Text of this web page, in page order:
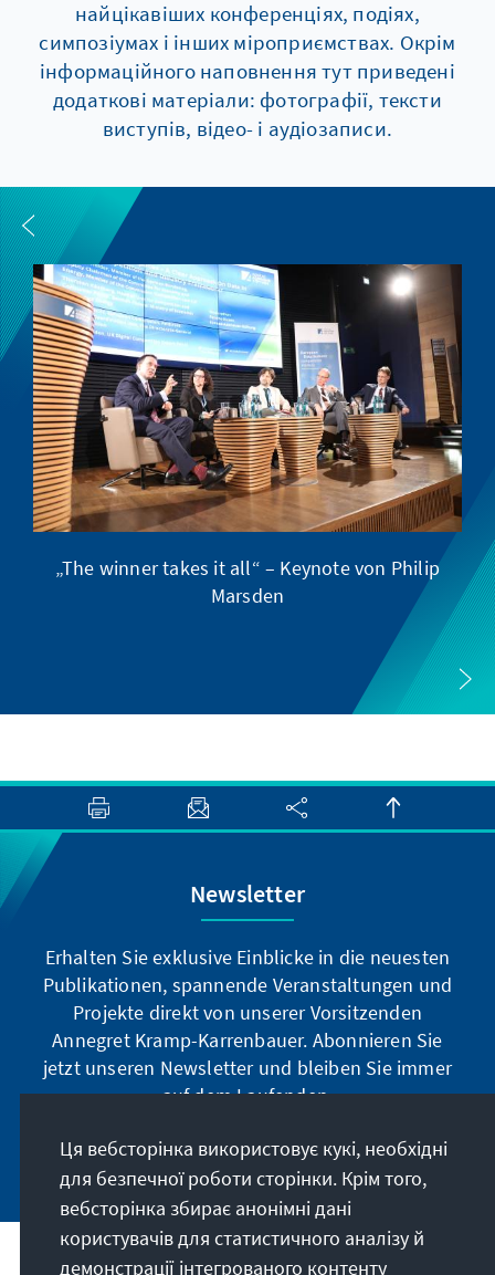
найцікавіших конференціях, подіях,
симпозіумах і інших мiроприємствах. Окрім
інформаційного наповнення тут приведені
додаткові матеріали: фотографії, тексти
виступів, відео- і аудіозаписи.
„The winner takes it all“ – Keynote von Philip
Marsden
Newsletter
Erhalten Sie exklusive Einblicke in die neuesten
Publikationen, spannende Veranstaltungen und
Projekte direkt von unserer Vorsitzenden
Annegret Kramp-Karrenbauer. Abonnieren Sie
jetzt unseren Newsletter und bleiben Sie immer
auf dem Laufenden.
Jetzt abonnieren
Наше покликання
Ця вебсторінка використовує кукі, необхідні
для безпечної роботи сторінки. Крім того,
вебсторінка збирає анонімні дані
користувачів для статистичного аналізу й
демонстрації інтегрованого контенту